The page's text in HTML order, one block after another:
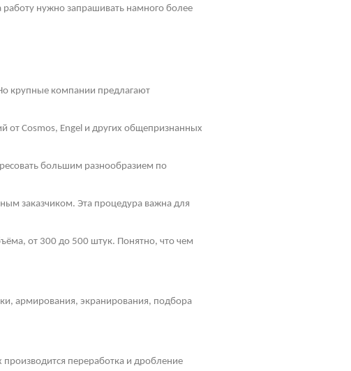
работу нужно запрашивать намного более
крупные компании предлагают
от Cosmos, Engel и других общепризнанных
большим разнообразием по
заказчиком. Эта процедура важна для
от 300 до 500 штук. Понятно, что чем
армирования, экранирования, подбора
переработка и дробление